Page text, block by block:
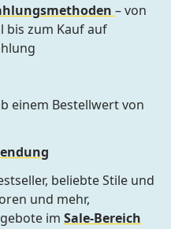
– von
bis zum Kauf auf
einem Bestellwert von
beliebte Stile und
und mehr,
im Sale-Bereich